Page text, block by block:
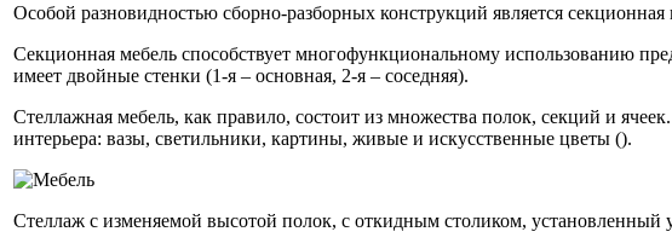
Особой разновидностью сборно-разборных конструкций является секционная
Секционная мебель способствует многофункциональному использованию
имеет двойные стенки (1-я – основная, 2-я – соседняя).
Стеллажная мебель, как правило, состоит из множества полок, секций и
интерьера: вазы, светильники, картины, живые и искусственные цветы ().
Стеллаж с изменяемой высотой полок, с откидным столиком, установленный